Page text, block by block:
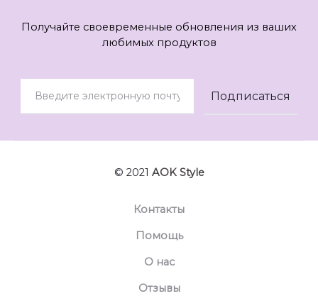
Получайте своевременные обновления из ваших
любимых продуктов
© 2021 AOK Style
Контакты
Помощь
О нас
Отзывы